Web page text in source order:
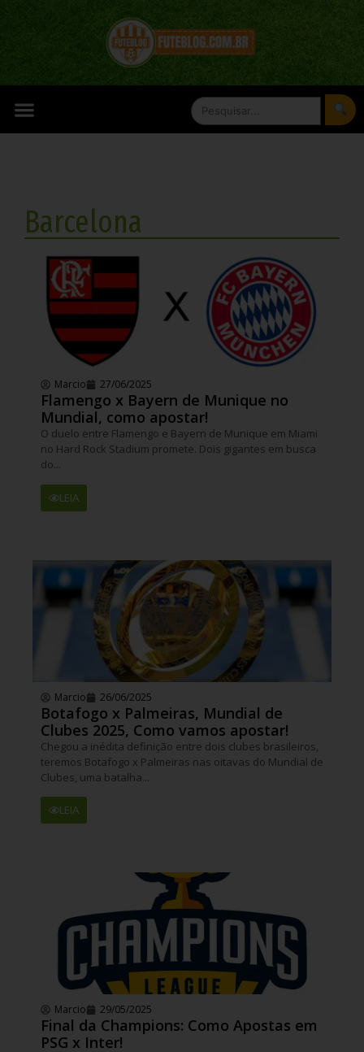
Barcelona
Marcio 27/06/2025
Flamengo x Bayern de Munique no
Mundial, como apostar!
O duelo entre Flamengo e Bayern de Munique em Miami
no Hard Rock Stadium promete. Dois gigantes em busca
do...
LEIA
Marcio 26/06/2025
Botafogo x Palmeiras, Mundial de
Clubes 2025, Como vamos apostar!
Chegou a inédita definição entre dois clubes brasileiros,
teremos Botafogo x Palmeiras nas oitavas do Mundial de
Clubes, uma batalha...
LEIA
Marcio 29/05/2025
Final da Champions: Como Apostas em
PSG x Inter!